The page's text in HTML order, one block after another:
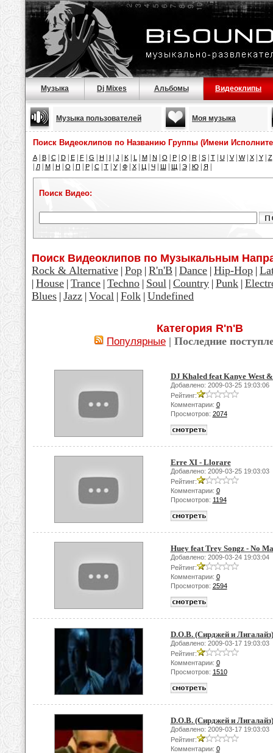
Музыка Dj Mixes Альбомы Видеоклипы
Музыка пользователей Моя музыка
Поиск Видеоклипов по Названию Группы (Имени
A| B| C| D| E| F| G H I J K| L | M| N O P| Q R| S| T| U| V| W| X| Y| Z
Л| М| Н О П Р| С| Т| У| Ф| Х| Ц| Ч| Ш| Щ| Э| Ю| Я
Поиск Видео:
Поиск Видеоклипов по Музыкальным
Rock & Alternative | Pop | R'n'B | Dance | Hip-Hop |
| House | Trance | Techno | Soul | Country | Punk |
Blues | Jazz | Vocal | Folk | Undefined
Категория R'n'B
Популярные | Последние
DJ Khaled feat Kanye West
Добавлено: 2009-03-25 19:03:06
Рейтинг:
Комментарии: 0
Просмотров: 2074
Erre XI - Llorare
Добавлено: 2009-03-25 19:03:03
Рейтинг:
Комментарии: 0
Просмотров: 1194
Huey feat Trey Songz - No
Добавлено: 2009-03-24 19:03:04
Рейтинг:
Комментарии: 0
Просмотров: 2594
D.O.B. (Сирджей и
Добавлено: 2009-03-17 19:03:03
Рейтинг:
Комментарии: 0
Просмотров: 1510
D.O.B. (Сирджей и
Добавлено: 2009-03-17 19:03:03
Рейтинг:
Комментарии: 0